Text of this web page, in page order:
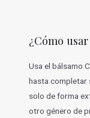
¿Cómo
Usa el bálsamo
hasta completar
solo de forma
otro género de